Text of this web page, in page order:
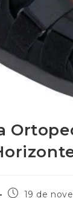
19 de